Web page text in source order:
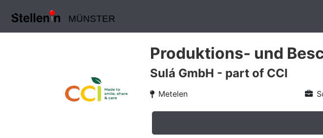
MÜNSTER
Produktions- und
Sulá GmbH - part of CCI
Metelen